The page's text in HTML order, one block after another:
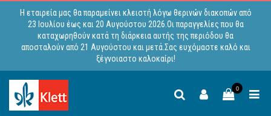
Η εταιρεία μας θα παραμείνει κλειστή λόγω θερινών διακοπών από
23 Ιουλίου έως και 20 Αυγούστου 2026.Οι παραγγελίες που θα
καταχωρηθούν κατά τη διάρκεια αυτής της περιόδου θα
αποσταλούν από 21 Αυγούστου και μετά.Σας ευχόμαστε καλό και
ξέγνοιαστο καλοκαίρι!
0